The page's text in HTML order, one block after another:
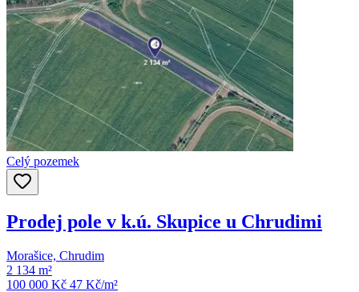
Celý pozemek
Prodej pole v k.ú. Skupice u Chrudimi
Morašice, Chrudim
2 134 m²
100 000 Kč 47 Kč/m²